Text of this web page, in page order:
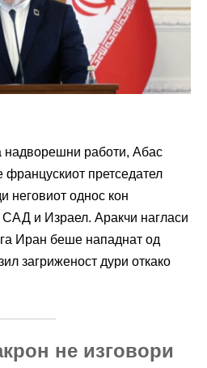
надворешни работи, Абас
францускиот претседател
неговиот однос кон
и Израел. Аракчи нагласи
Иран беше нападнат од
загриженост дури откако
не изговори